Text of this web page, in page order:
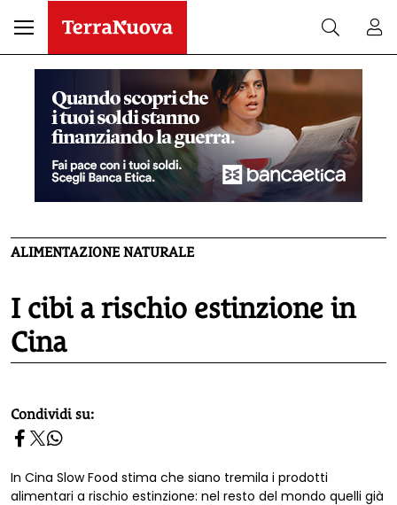
ALIMENTAZIONE NATURALE
I cibi a rischio estinzione in
Cina
homepage h2
Condividi su:
In Cina Slow Food stima che siano tremila i prodotti
alimentari a rischio estinzione: nel resto del mondo quelli già